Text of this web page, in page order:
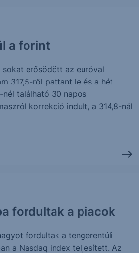
a forint
erősödött az euróval
317,5-ről pattant le és a hét
nél található 30 napos
korrekció indult, a 314,8-nál
fordultak a piacok
fordultak a tengerentúli
a Nasdaq index teljesített. Az